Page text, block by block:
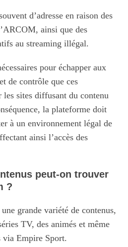
d’adresse en raison des
ainsi que des
au streaming illégal.
pour échapper aux
de contrôle que ces
les sites diffusant du contenu
la plateforme doit
à un environnement légal de
ainsi l’accès des
peut-on trouver
?
grande variété de contenus,
TV, des animés et même
via Empire Sport.